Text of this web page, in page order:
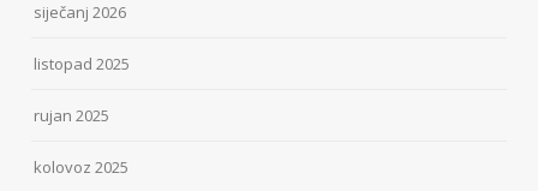
siječanj 2026
listopad 2025
rujan 2025
kolovoz 2025